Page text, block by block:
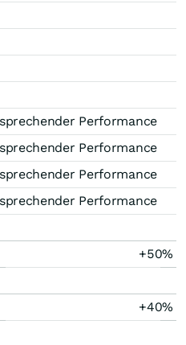
Performance
Performance
Performance
Performance
+50%
+40%